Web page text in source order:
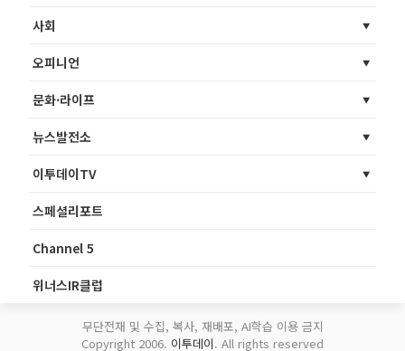
사회
오피니언
문화·라이프
뉴스발전소
이투데이TV
스페셜리포트
Channel 5
위너스IR클럽
무단전재 및 수집, 복사, 재배포, AI학습 이용 금지
Copyright 2006. 이투데이. All rights reserved